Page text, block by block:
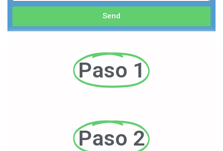
Send
Paso 1
Paso 2